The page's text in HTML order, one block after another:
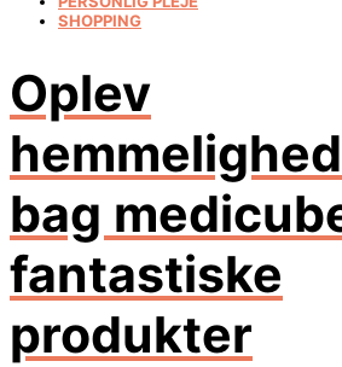
SHOPPING
Oplev
bag
fantastiske
produkter